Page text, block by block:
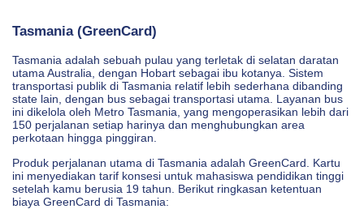
Tasmania (GreenCard)
Tasmania adalah sebuah pulau yang terletak di selatan daratan
utama Australia, dengan Hobart sebagai ibu kotanya. Sistem
transportasi publik di Tasmania relatif lebih sederhana dibanding
state lain, dengan bus sebagai transportasi utama. Layanan bus
ini dikelola oleh Metro Tasmania, yang mengoperasikan lebih dari
150 perjalanan setiap harinya dan menghubungkan area
perkotaan hingga pinggiran.
Produk perjalanan utama di Tasmania adalah GreenCard. Kartu
ini menyediakan tarif konsesi untuk mahasiswa pendidikan tinggi
setelah kamu berusia 19 tahun. Berikut ringkasan ketentuan
biaya GreenCard di Tasmania: